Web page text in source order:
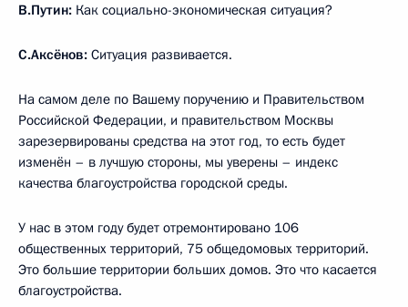
В.Путин: Как социально-экономическая ситуация?
С.Аксёнов: Ситуация развивается.
На самом деле по Вашему поручению и Правительством
Российской Федерации, и правительством Москвы
зарезервированы средства на этот год, то есть будет
изменён – в лучшую стороны, мы уверены – индекс
качества благоустройства городской среды.
У нас в этом году будет отремонтировано 106
общественных территорий, 75 общедомовых территорий.
Это большие территории больших домов. Это что касается
благоустройства.